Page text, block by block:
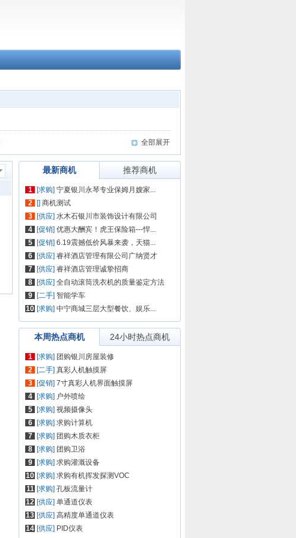
全部展开
最新商机 推荐商机
1 [求购] 宁夏银川永琴专业保姆月嫂家...
2
[] 商机测试
3
[供应] 水木石银川市装饰设计有限公司
4
[促销] 优惠大酬宾！虎王保险箱---悍...
5
[促销] 6.19震撼低价风暴来袭，天猫...
6
[供应] 睿祥酒店管理有限公司广纳贤才
7
[供应] 睿祥酒店管理诚挚招商
8
[供应] 全自动滚筒洗衣机的质量鉴定方法
9
[二手] 智能学车
10 [求购] 中宁商城三层大型餐饮、娱乐...
本周热点商机 24小时热点商机
1 [求购] 团购银川房屋装修
2
[二手] 真彩人机触摸屏
3
[促销] 7寸真彩人机界面触摸屏
4
[求购] 户外喷绘
5
[求购] 视频摄像头
6
[求购] 求购计算机
7
[求购] 团购木质衣柜
8
[求购] 团购卫浴
9
[求购] 求购灌溉设备
10 [求购] 求购有机挥发探测VOC
11 [求购] 孔板流量计
12 [供应] 单通道仪表
13 [供应] 高精度单通道仪表
14 [供应] PID仪表